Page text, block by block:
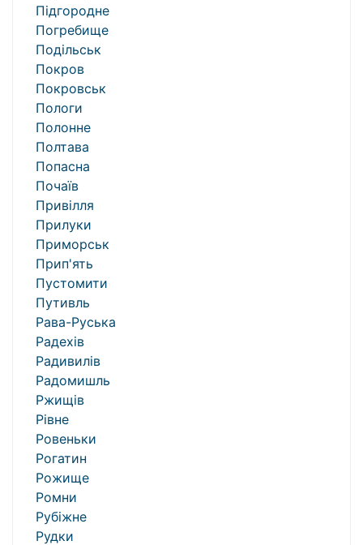
Підгородне
Погребище
Подільськ
Покров
Покровськ
Пологи
Полонне
Полтава
Попасна
Почаїв
Привілля
Прилуки
Приморськ
Прип'ять
Пустомити
Путивль
Рава-Руська
Радехів
Радивилів
Радомишль
Ржищів
Рівне
Ровеньки
Рогатин
Рожище
Ромни
Рубіжне
Рудки